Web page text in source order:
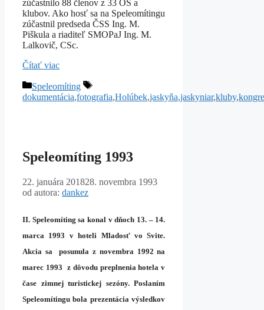
zúčastnilo 88 členov z 33 OS a
klubov. Ako hosť sa na Speleomítingu
zúčastnil predseda ČSS Ing. M.
Piškula a riaditeľ SMOPaJ Ing. M.
Lalkovič, CSc.
Čítať viac
Kategórie
Speleomíting
Značky
dokumentácia,fotografia,Holúbek,jaskyňa,jaskyniar,kluby,
Speleomíting 1993
22. januára 201828. novembra 1993
od autora: dankez
II. Speleomíting sa konal v dňoch 13. – 14.
marca 1993 v hoteli Mladosť vo Svite.
Akcia sa posunula z novembra 1992 na
marec 1993 z dôvodu preplnenia hotela v
čase zimnej turistickej sezóny.Poslaním
Speleomítingu bola prezentácia výsledkov